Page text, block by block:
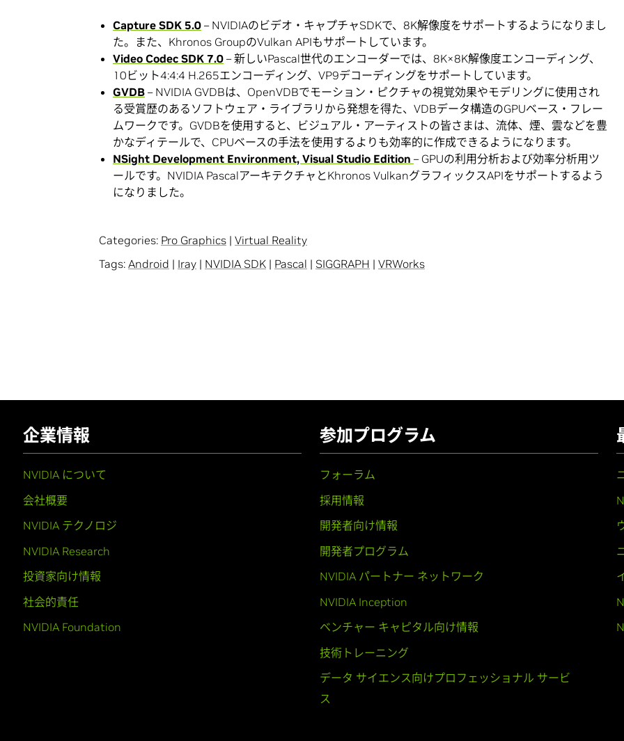
Capture SDK 5.0 – NVIDIAのビデオ・キャプチャSDKで、8K解像度をサポートするようになりまし
た。また、Khronos GroupのVulkan APIもサポートしています。
Video Codec SDK 7.0 – 新しいPascal世代のエンコーダーでは、8K×8K解像度エンコーディング、
10ビット4:4:4 H.265エンコーディング、VP9デコーディングをサポートしています。
GVDB – NVIDIA GVDBは、OpenVDBでモーション・ピクチャの視覚効果やモデリングに使用され
る受賞歴のあるソフトウェア・ライブラリから発想を得た、VDBデータ構造のGPUベース・フレー
ムワークです。GVDBを使用すると、ビジュアル・アーティストの皆さまは、流体、煙、雲などを豊
かなディテールで、CPUベースの手法を使用するよりも効率的に作成できるようになります。
NSight Development Environment, Visual Studio Edition – GPUの利用分析および効率分析用ツ
ールです。NVIDIA PascalアーキテクチャとKhronos VulkanグラフィックスAPIをサポートするよう
になりました。
Categories: Pro Graphics | Virtual Reality
Tags: Android | Iray | NVIDIA SDK | Pascal | SIGGRAPH | VRWorks
企業情報
NVIDIA について
会社概要
NVIDIA テクノロジ
NVIDIA Research
投資家向け情報
社会的責任
NVIDIA Foundation
参加プログラム
フォーラム
採用情報
開発者向け情報
開発者プログラム
NVIDIA パートナー ネットワーク
NVIDIA Inception
ベンチャー キャピタル向け情報
技術トレーニング
データ サイエンス向けプロフェッショナル サービ
ス